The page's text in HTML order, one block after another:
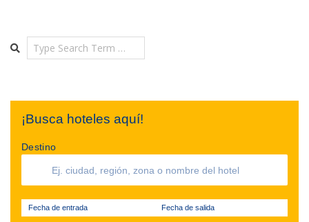
Search
¡Busca hoteles aquí!
Destino
Fecha de entrada Fecha de salida